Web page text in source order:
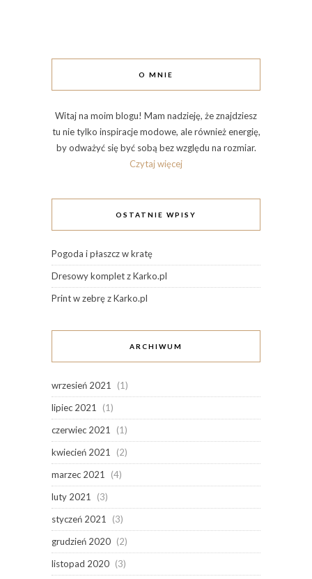
O MNIE
Witaj na moim blogu! Mam nadzieję, że znajdziesz
tu nie tylko inspiracje modowe, ale również energię,
by odważyć się być sobą bez względu na rozmiar.
Czytaj więcej
OSTATNIE WPISY
Pogoda i płaszcz w kratę
Dresowy komplet z Karko.pl
Print w zebrę z Karko.pl
ARCHIWUM
wrzesień 2021
(1)
lipiec 2021
(1)
czerwiec 2021
(1)
kwiecień 2021
(2)
marzec 2021
(4)
luty 2021
(3)
styczeń 2021
(3)
grudzień 2020 (2)
listopad 2020 (3)